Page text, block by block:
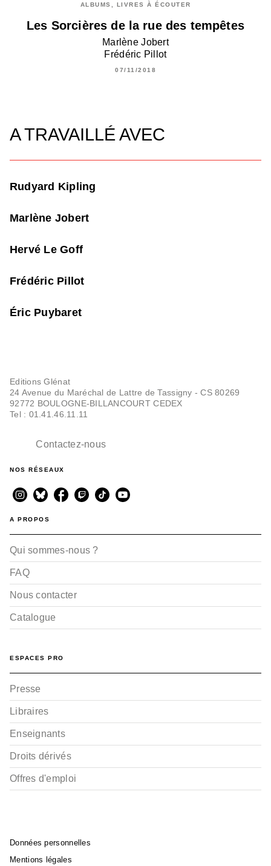
ALBUMS, LIVRES À ÉCOUTER
Les Sorcières de la rue des tempêtes
Marlène Jobert
Frédéric Pillot
07/11/2018
A TRAVAILLÉ AVEC
Rudyard Kipling
Marlène Jobert
Hervé Le Goff
Frédéric Pillot
Éric Puybaret
Editions Glénat
24 Avenue du Maréchal de Lattre de Tassigny - CS 80269
92772 BOULOGNE-BILLANCOURT CEDEX
Tel : 01.41.46.11.11
Contactez-nous
NOS RÉSEAUX
A PROPOS
Qui sommes-nous ?
FAQ
Nous contacter
Catalogue
ESPACES PRO
Presse
Libraires
Enseignants
Droits dérivés
Offres d'emploi
Données personnelles
Mentions légales